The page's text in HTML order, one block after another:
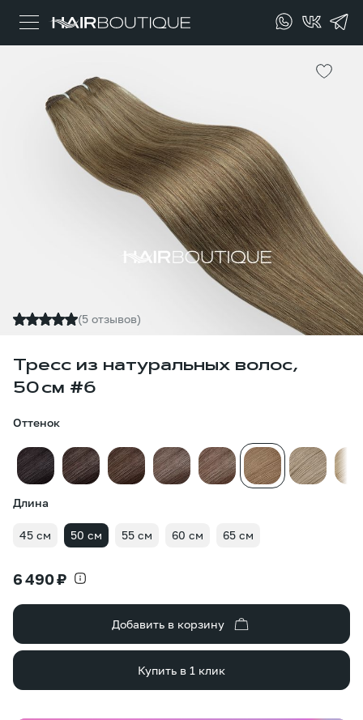
(5 отзывов)
Тресс из натуральных волос,
50 см #6
Оттенок
Длина
45 см 50 см 55 см 60 см 65 см
6 490 ₽
Добавить в корзину
Купить в 1 клик